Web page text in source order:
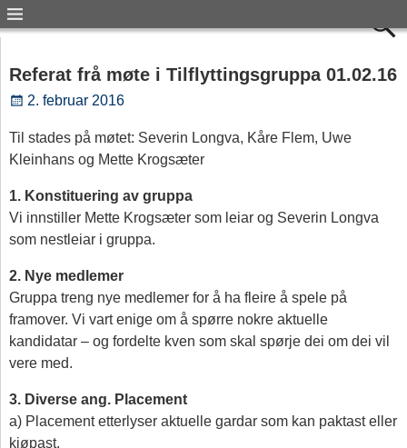
Referat frå møte i Tilflyttingsgruppa 01.02.16
2. februar 2016
Til stades på møtet: Severin Longva, Kåre Flem, Uwe
Kleinhans og Mette Krogsæter
1. Konstituering av gruppa
Vi innstiller Mette Krogsæter som leiar og Severin Longva
som nestleiar i gruppa.
2. Nye medlemer
Gruppa treng nye medlemer for å ha fleire å spele på
framover. Vi vart enige om å spørre nokre aktuelle
kandidatar – og fordelte kven som skal spørje dei om dei vil
vere med.
3. Diverse ang. Placement
a) Placement etterlyser aktuelle gardar som kan paktast eller
kjøpast.